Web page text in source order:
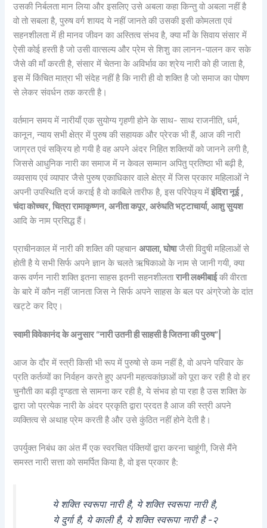
उसकी निर्बलता मान लिया और इसलिए उसे अबला कहा किन्तु वो अबला नहीं है
वो तो सबला है, पुरुष वर्ग शायद ये नहीं जानते की उसकी इसी कोमलता एवं
सहनशीलता में ही मानव जीवन का अस्तित्व संभव है, क्या माँ के सिवाय संसार में
ऐसी कोई हस्ती है जो उसी वात्सल्य और प्रेम से शिशु का लानन-पालन कर सके
जैसे की माँ करती है, संसार में चेतना के अविर्भाव का श्रेय नारी को ही जाता है,
इस में किंचित मात्रा भी संदेह नहीं है कि नारी ही वो शक्ति है जो समाज का पोषण
से लेकर संवर्धन तक करती है।
वर्तमान समय में नारीयाँ एक सुयोग्य गृहणी होने के साथ- साथ राजनीति, धर्म,
कानून, न्याय सभी क्षेत्र में पुरुष की सहायक और प्रेरक भी हैं, आज की नारी
जाग्रत एवं सक्रिय हो गयी है वह अपने अंदर निहित शक्तियों को जानने लगी है,
जिससे आधुनिक नारी का समाज में न केवल सम्मान अपितु प्रतिष्ठा भी बढ़ी है,
व्यवसाय एवं व्यापार जैसे पुरुष एकाधिकार वाले क्षेत्र में जिस प्रकार महिलाओं ने
अपनी उपस्थिति दर्ज कराई है वो काबिले तारीफ है, इस परिपेछ्य मेंइंदिरा नूई ,
चंदा कोच्चर, चित्रा रामाकृष्णन, अनीता कपूर, अरुंधति भट्टाचार्या, आशु सुयश
आदि के नाम प्रसिद्ध हैं।
प्राचीनकाल में नारी की शक्ति की पहचानअपाला, घोषाजैसी विदुषी महिलाओं से
होती है ये सभी सिर्फ अपने ज्ञान के चलते ऋषिकाओ के नाम से जानी गयी, क्या
करू वर्णन नारी शक्ति इतना साहस इतनी सहनशीलतारानी लक्ष्मीबाईकी वीरता
के बारे में कौन नहीं जानता जिस ने सिर्फ अपने साहस के बल पर अंग्रेजो के दांत
खट्टे कर दिए।
स्वामी विवेकानंद के अनुसार “नारी उतनी ही साहसी है जितना की पुरुष”|
आज के दौर में स्त्री किसी भी रूप में पुरुषो से कम नहीं है, वो अपने परिवार के
प्रति कर्तव्यों का निर्वहन करते हुए अपनी महत्वकांछाओं को पूरा कर रही है वो हर
चुनौती का बड़ी दृण्डता से सामना कर रही है, ये संभव हो पा रहा है उस शक्ति के
द्वारा जो प्रत्येक नारी के अंदर प्रकृति द्वारा प्रदत है आज की स्त्री अपने
व्यक्तित्व से अथाह प्रेम करती है और उसे कुंठित नहीं होने देती है।
उपर्युक्त निबंध का अंत मैं एक स्वरचित पंक्तियों द्वारा करना चाहूंगी, जिसे मैंने
समस्त नारी सत्ता को समर्पित किया है, वो इस प्रकार है:
ये शक्ति स्वरूपा नारी है, ये शक्ति स्वरूपा नारी है,
ये दुर्गा है, ये काली है, ये शक्ति स्वरूपा नारी है -२